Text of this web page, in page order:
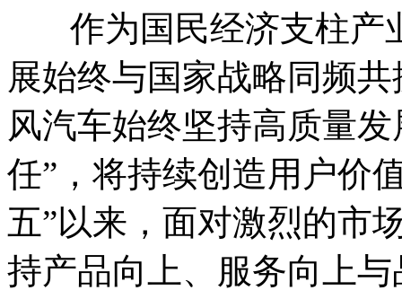
作为国民经济支柱产
展始终与国家战略同频
风汽车始终坚持高质量
任”，将持续创造用户价
五”以来，面对激烈的市
持产品向上、服务向上